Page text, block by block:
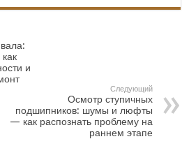
и
Следующий
Осмотр ступичных
подшипников: шумы и люфты
— как распознать проблему на
раннем этапе